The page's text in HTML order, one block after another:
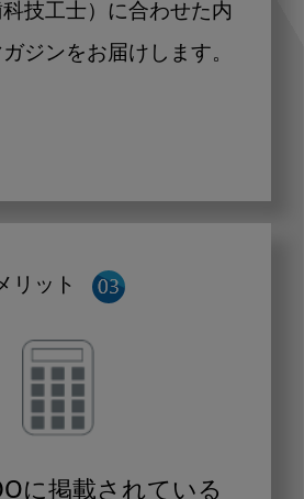
技工士）に合わせた内
ジンをお届けします。
リット
に掲載されている